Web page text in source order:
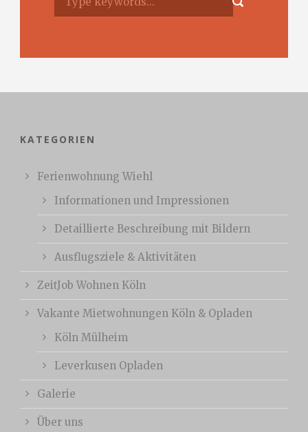
KATEGORIEN
Ferienwohnung Wiehl
Informationen und Impressionen
Detaillierte Beschreibung mit Bildern
Ausflugsziele & Aktivitäten
ZeitJob Wohnen Köln
Vakante Mietwohnungen Köln & Opladen
Köln Mülheim
Leverkusen Opladen
Galerie
Über uns